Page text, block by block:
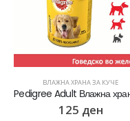
ВЛАЖНА ХРАНА ЗА КУЧЕ
125 ден